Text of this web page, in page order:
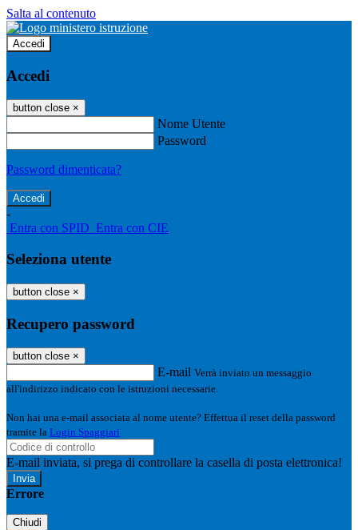
Salta al contenuto
Accedi
Accedi
button close ×
Nome Utente
Password
Password dimenticata?
-
Entra con SPID Entra con CIE
Seleziona utente
button close ×
Recupero password
button close ×
E-mail Verrà inviato un messaggio
all'indirizzo indicato con le istruzioni necessarie.
Non hai una e-mail associata al nome utente? Effettua il reset della password
tramite la Login Spaggiari
E-mail inviata, si prega di controllare la casella di posta elettronica!
Errore
Chiudi